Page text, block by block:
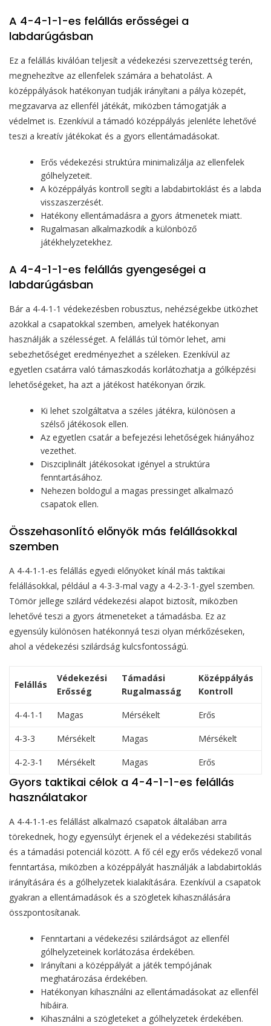
A 4-4-1-1-es felállás erősségei a
labdarúgásban
Ez a felállás kiválóan teljesít a védekezési szervezettség terén,
megnehezítve az ellenfelek számára a behatolást. A
középpályások hatékonyan tudják irányítani a pálya közepét,
megzavarva az ellenfél játékát, miközben támogatják a
védelmet is. Ezenkívül a támadó középpályás jelenléte lehetővé
teszi a kreatív játékokat és a gyors ellentámadásokat.
Erős védekezési struktúra minimalizálja az ellenfelek
gólhelyzeteit.
A középpályás kontroll segíti a labdabirtoklást és a labda
visszaszerzését.
Hatékony ellentámadásra a gyors átmenetek miatt.
Rugalmasan alkalmazkodik a különböző
játékhelyzetekhez.
A 4-4-1-1-es felállás gyengeségei a
labdarúgásban
Bár a 4-4-1-1 védekezésben robusztus, nehézségekbe ütközhet
azokkal a csapatokkal szemben, amelyek hatékonyan
használják a szélességet. A felállás túl tömör lehet, ami
sebezhetőséget eredményezhet a széleken. Ezenkívül az
egyetlen csatárra való támaszkodás korlátozhatja a gólképzési
lehetőségeket, ha azt a játékost hatékonyan őrzik.
Ki lehet szolgáltatva a széles játékra, különösen a
szélső játékosok ellen.
Az egyetlen csatár a befejezési lehetőségek hiányához
vezethet.
Diszciplinált játékosokat igényel a struktúra
fenntartásához.
Nehezen boldogul a magas pressinget alkalmazó
csapatok ellen.
Összehasonlító előnyök más felállásokkal
szemben
A 4-4-1-1-es felállás egyedi előnyöket kínál más taktikai
felállásokkal, például a 4-3-3-mal vagy a 4-2-3-1-gyel szemben.
Tömör jellege szilárd védekezési alapot biztosít, miközben
lehetővé teszi a gyors átmeneteket a támadásba. Ez az
egyensúly különösen hatékonnyá teszi olyan mérkőzéseken,
ahol a védekezési szilárdság kulcsfontosságú.
Felállás
Védekezési
Erősség
Támadási
Rugalmasság
Középpályás
Kontroll
4-4-1-1 Magas Mérsékelt Erős
4-3-3 Mérsékelt Magas Mérsékelt
4-2-3-1 Mérsékelt Magas Erős
Gyors taktikai célok a 4-4-1-1-es felállás
használatakor
A 4-4-1-1-es felállást alkalmazó csapatok általában arra
törekednek, hogy egyensúlyt érjenek el a védekezési stabilitás
és a támadási potenciál között. A fő cél egy erős védekező vonal
fenntartása, miközben a középpályát használják a labdabirtoklás
irányítására és a gólhelyzetek kialakítására. Ezenkívül a csapatok
gyakran a ellentámadások és a szögletek kihasználására
összpontosítanak.
Fenntartani a védekezési szilárdságot az ellenfél
gólhelyzeteinek korlátozása érdekében.
Irányítani a középpályát a játék tempójának
meghatározása érdekében.
Hatékonyan kihasználni az ellentámadásokat az ellenfél
hibáira.
Kihasználni a szögleteket a gólhelyzetek érdekében.